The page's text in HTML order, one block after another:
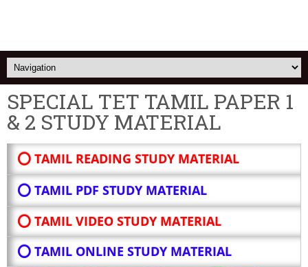
SPECIAL TET TAMIL PAPER 1
& 2 STUDY MATERIAL
⭕ TAMIL READING STUDY MATERIAL
⭕ TAMIL PDF STUDY MATERIAL
⭕ TAMIL VIDEO STUDY MATERIAL
⭕ TAMIL ONLINE STUDY MATERIAL